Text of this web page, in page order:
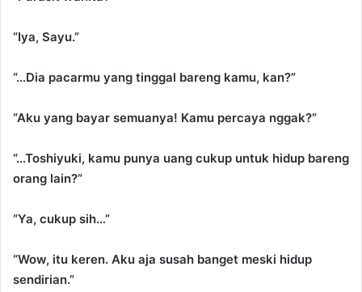
“Iya, Sayu.”
“…Dia pacarmu yang tinggal bareng kamu, kan?”
“Aku yang bayar semuanya! Kamu percaya nggak?”
“…Toshiyuki, kamu punya uang cukup untuk hidup bareng
orang lain?”
“Ya, cukup sih…”
“Wow, itu keren. Aku aja susah banget meski hidup
sendirian.”